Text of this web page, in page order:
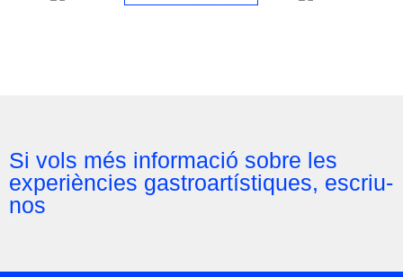
Si vols més informació sobre les
experiències gastroartístiques, escriu-
nos